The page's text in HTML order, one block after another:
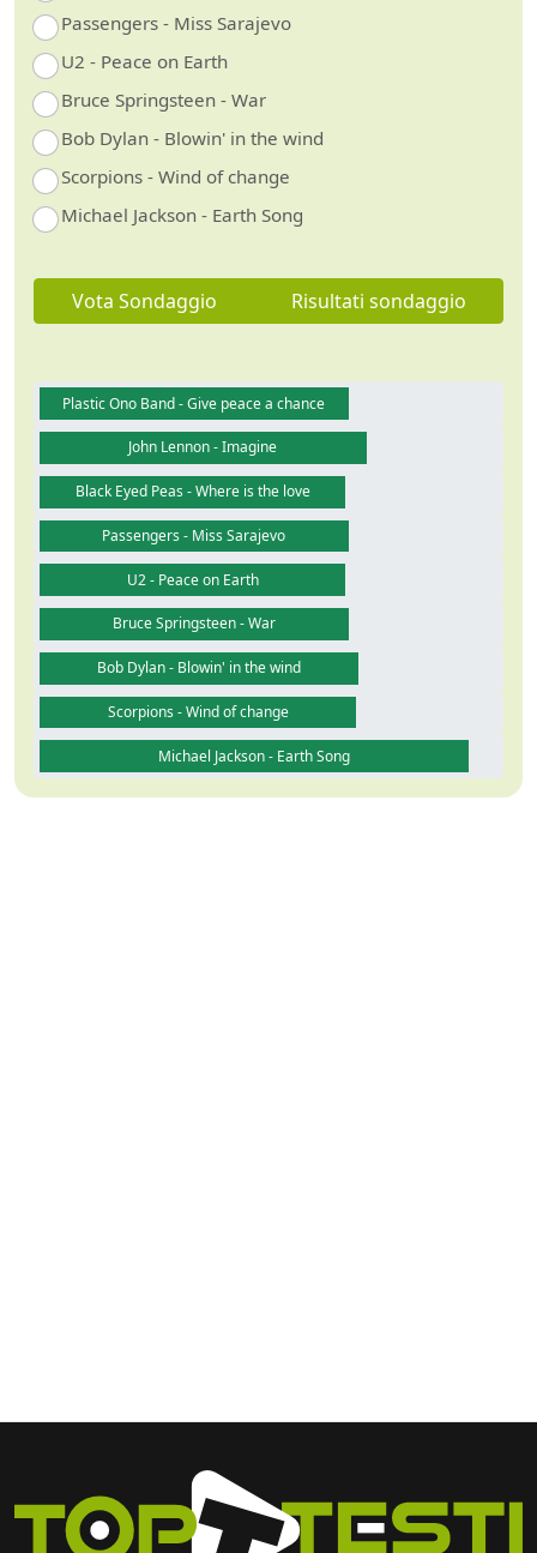
Passengers - Miss Sarajevo
U2 - Peace on Earth
Bruce Springsteen - War
Bob Dylan - Blowin' in the wind
Scorpions - Wind of change
Michael Jackson - Earth Song
Vota Sondaggio Risultati sondaggio
Plastic Ono Band - Give peace a chance
John Lennon - Imagine
Black Eyed Peas - Where is the love
Passengers - Miss Sarajevo
U2 - Peace on Earth
Bruce Springsteen - War
Bob Dylan - Blowin' in the wind
Scorpions - Wind of change
Michael Jackson - Earth Song